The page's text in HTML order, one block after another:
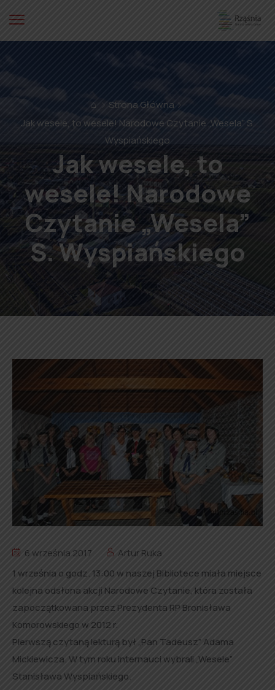
⌂
Strona Główna
Jak wesele, to wesele! Narodowe Czytanie „Wesela” S.
Wyspiańskiego
Jak wesele, to
wesele! Narodowe
Czytanie „Wesela”
S. Wyspiańskiego
6 września 2017
Artur Ruka
1 września o godz. 13:00 w naszej Bibliotece miała miejsce
kolejna odsłona akcji Narodowe Czytanie, która została
zapoczątkowana przez Prezydenta RP Bronisława
Komorowskiego w 2012 r.
Pierwszą czytaną lekturą był „Pan Tadeusz” Adama
Mickiewicza. W tym roku internauci wybrali „Wesele”
Stanisława Wyspiańskiego.